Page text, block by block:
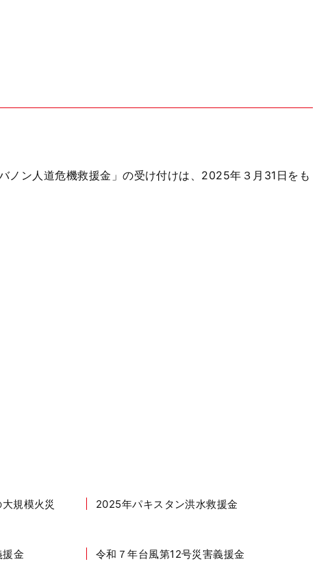
ノン人道危機救援金」の受け付けは、2025年３月31日をも
規模火災
2025年パキスタン洪水救援金
金 令和７年台風第12号災害義援金